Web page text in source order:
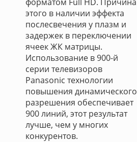
этого в наличии эффекта
послесвечения у плазм и
задержек в переключении
ячеек ЖК матрицы.
Использование в 900-й
серии телевизоров
Panasonic технологии
повышения динамического
разрешения обеспечивает
900 линий, этот результат
лучше, чем у многих
конкурентов.